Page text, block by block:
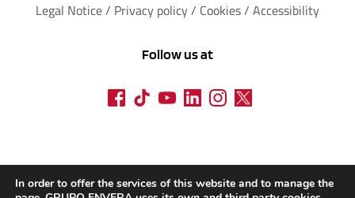
Legal Notice / Privacy policy / Cookies / Accessibility
Follow us at
In order to offer the services of this website and to manage the